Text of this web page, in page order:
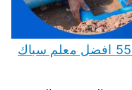
فني صحي مبارك الكبير 55850065 افضل معلم سباك